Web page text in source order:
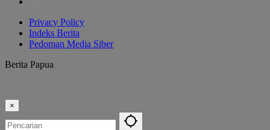
Privacy Policy
Indeks Berita
Pedoman Media Siber
Berita Papua
×